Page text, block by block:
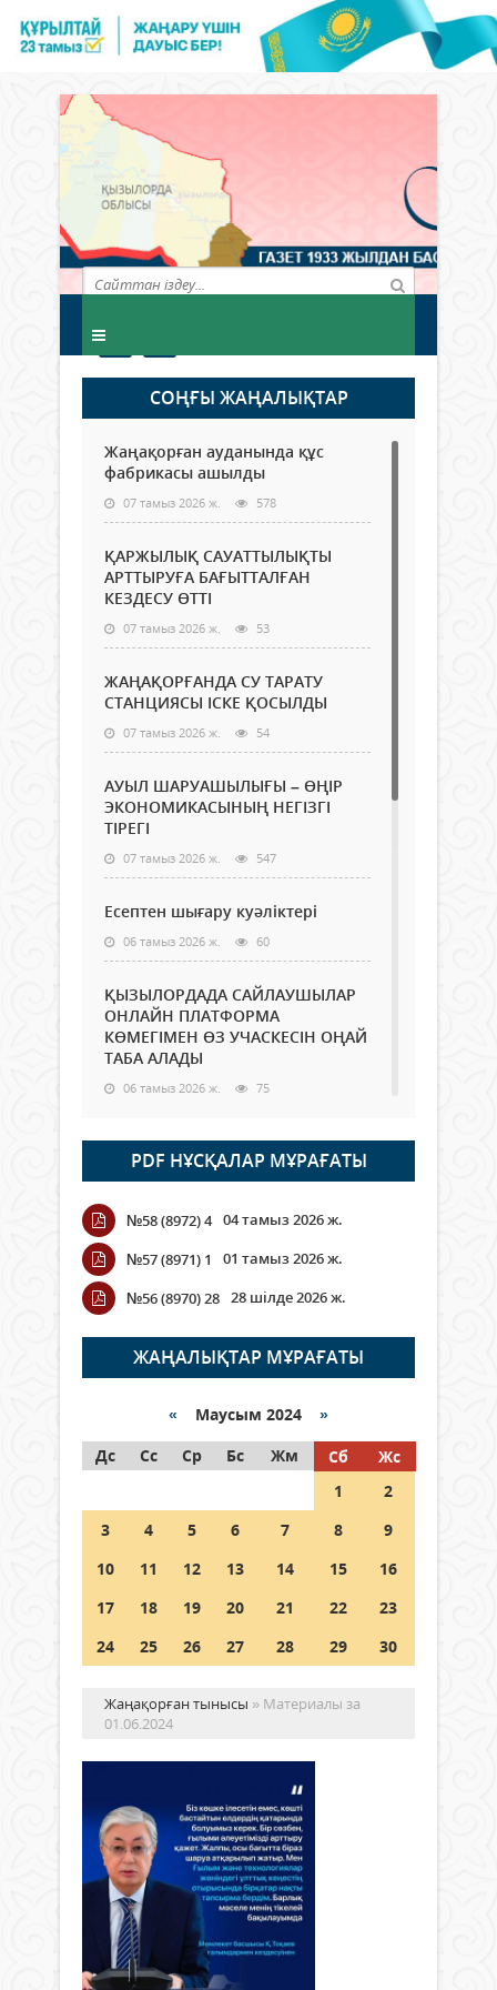
СОҢҒЫ ЖАҢАЛЫҚТАР
Жаңақорған ауданында құс
фабрикасы ашылды
07 тамыз 2026 ж. 578
ҚАРЖЫЛЫҚ САУАТТЫЛЫҚТЫ
АРТТЫРУҒА БАҒЫТТАЛҒАН
КЕЗДЕСУ ӨТТІ
07 тамыз 2026 ж. 53
ЖАҢАҚОРҒАНДА СУ ТАРАТУ
СТАНЦИЯСЫ ІСКЕ ҚОСЫЛДЫ
07 тамыз 2026 ж. 54
АУЫЛ ШАРУАШЫЛЫҒЫ – ӨҢІР
ЭКОНОМИКАСЫНЫҢ НЕГІЗГІ
ТІРЕГІ
07 тамыз 2026 ж. 547
Есептен шығару куәліктері
06 тамыз 2026 ж. 60
ҚЫЗЫЛОРДАДА САЙЛАУШЫЛАР
ОНЛАЙН ПЛАТФОРМА
КӨМЕГІМЕН ӨЗ УЧАСКЕСІН ОҢАЙ
ТАБА АЛАДЫ
06 тамыз 2026 ж. 75
Open Air: Қызылорда облысы
полиция департаменті 20
мыңнан астам көрерменнің
қауіпсіздігін қамтамасыз етті
06 тамыз 2026 ж.
Wi-Fi ҚАБЫРҒА АРҚЫЛЫ ҚАЛАЙ
ӨТЕДІ?
06 тамыз 2026 ж. 253
граждане Казахстана,
05 тамыз 2026 ж. 132
Шетелде жүрген Қазақстан
азаматтары қалай дауыс бере
алады?
PDF НҰСҚАЛАР МҰРАҒАТЫ
№58 (8972) 4 04 тамыз 2026 ж.
№57 (8971) 1
01 тамыз 2026 ж.
№56 (8970) 28 28 шілде 2026 ж.
ЖАҢАЛЫҚТАР МҰРАҒАТЫ
« Маусым 2024 »
Дс
Сс Ср Бс Жм Сб
Жс
1
2
3
4 5 6 7 8
9
10
11 12 13 14 15
16
17
18 19 20 21 22
23
24
25 26 27 28 29 30
Жаңақорған тынысы » Материалы за
01.06.2024